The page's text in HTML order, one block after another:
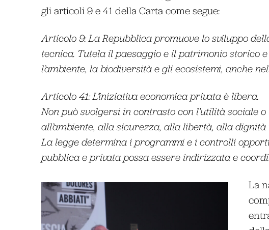
gli articoli 9 e 41 della Carta come segue:
Articolo 9: La Repubblica promuove lo sviluppo
tecnica. Tutela il paesaggio e il patrimonio storico
l’ambiente, la biodiversità e gli ecosistemi, anche
Articolo 41: L’iniziativa economica privata è libera.
Non può svolgersi in contrasto con l’utilità sociale
all’ambiente, alla sicurezza, alla libertà, alla dignità
La legge determina i programmi e i controlli
pubblica e privata possa essere indirizzata e
La